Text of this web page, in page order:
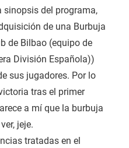
sinopsis del programa,
de una Burbuja
de Bilbao (equipo de
División Española))
sus jugadores. Por lo
tras el primer
a mí que la burbuja
jeje.
tratadas en el